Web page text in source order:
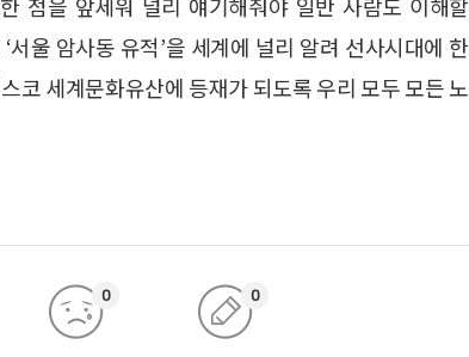
울 암사동 유적’을 세계에 널리 알려 선사시대에 한
코 세계문화유산에 등재가 되도록 우리 모두 모든 노
0 0